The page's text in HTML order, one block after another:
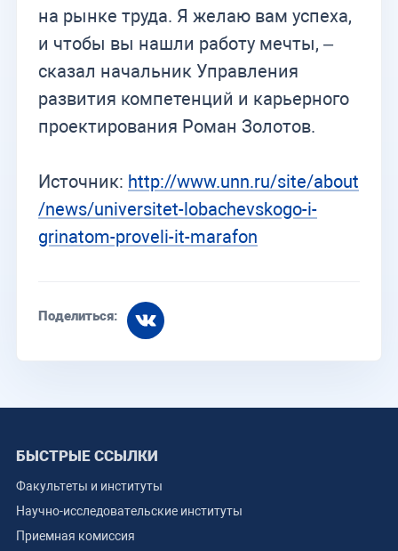
на рынке труда. Я желаю вам успеха,
и чтобы вы нашли работу мечты, –
сказал начальник Управления
развития компетенций и карьерного
проектирования Роман Золотов.
Источник: http://www.unn.ru/site/about
/news/universitet-lobachevskogo-i-
grinatom-proveli-it-marafon
Поделиться:
БЫСТРЫЕ ССЫЛКИ
Факультеты и институты
Научно-исследовательские институты
Приемная комиссия